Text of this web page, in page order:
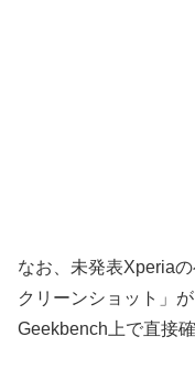
なお、未発表Xperia
クリーンショット」
Geekbench上で直接